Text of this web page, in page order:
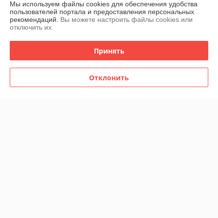
Контакты
Доставка и оплата
Мы используем файлы cookies для обеспечения удобства
пользователей портала и предоставления персональных
рекомендаций. Вы можете настроить файлы cookies или
отключить их.
Принять
Отклонить